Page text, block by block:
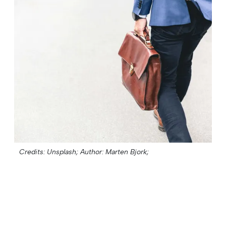
Credits: Unsplash; Author: Marten Bjork;